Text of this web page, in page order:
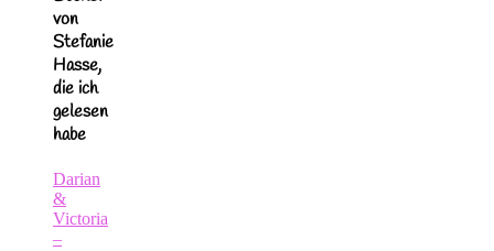
von
Stefanie
Hasse,
die ich
gelesen
habe
Darian
&
Victoria
–